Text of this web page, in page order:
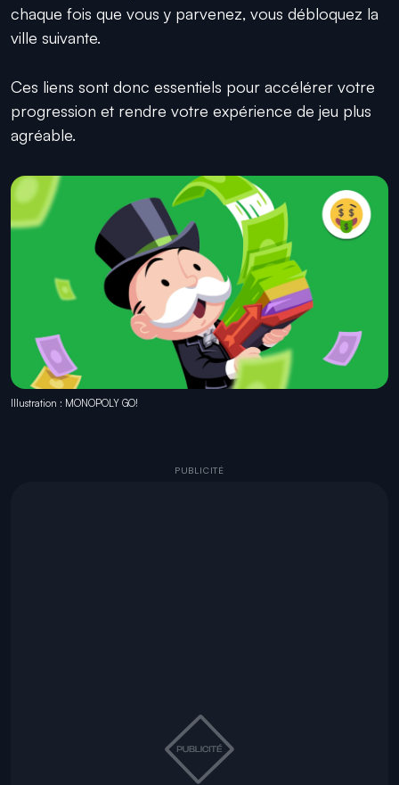
chaque fois que vous y parvenez, vous débloquez la
ville suivante.
Ces liens sont donc essentiels pour accélérer votre
progression et rendre votre expérience de jeu plus
agréable.
Illustration : MONOPOLY GO!